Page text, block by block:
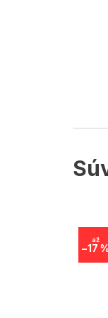
až
–17 %